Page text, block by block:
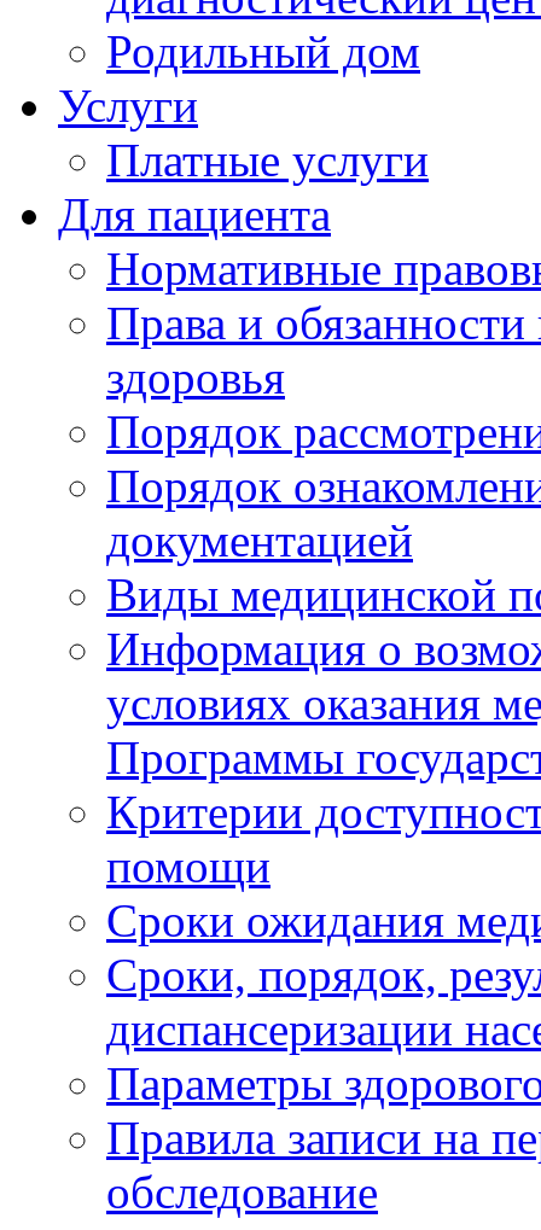
Родильный дом
Услуги
Платные услуги
Для пациента
Нормативные
Права и
здоровья
Порядок
Порядок
документацией
Виды медицинской
Информация о
условиях оказания
Программы
Критерии
помощи
Сроки ожидания
Сроки, порядок,
диспансеризации
Параметры
Правила записи на
обследование